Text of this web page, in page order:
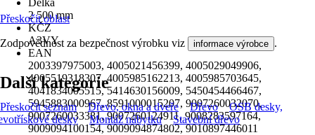
Délka
2 500 mm
KČZ
A3VY
EAN
2003397975003, 4005021456399, 4005029049906,
4005519318307, 4005985162213, 4005985703645,
4041834005515, 5414630156009, 5450454466467,
5945883000967, 8591000015207, 9007260032070,
9007260033381, 9007260124911, 9008283597164,
9009094100154, 9009094874802, 9010897446011
Přeskočit oblast
Zodpovědnost za bezpečnost výrobku viz informace výrobce .
Další kategorie
Přeskočit seznam Dřevo, okna a dveře Dřevo
OSB desky,
desky
Montáž nábytku Stavební dřevo